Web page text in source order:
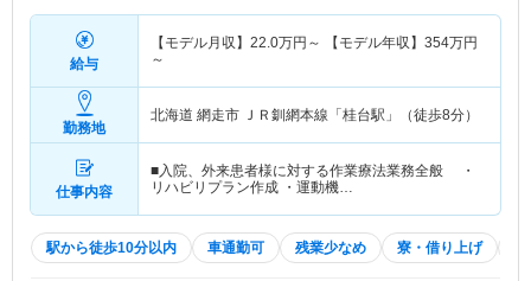
給与
【モデル月収】 22.0万円～ 【モデル年収】 354万円
～
勤務地
北海道 網走市 ＪＲ釧網本線「桂台駅」（徒歩8分）
仕事内容
■入院、外来患者様に対する作業療法業務全般 ・
リハビリプラン作成 ・運動機…
駅から徒歩10分以内 車通勤可 残業少なめ 寮・借り上げ